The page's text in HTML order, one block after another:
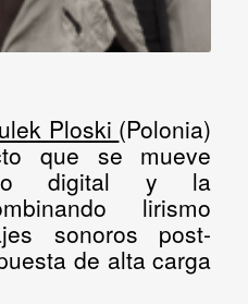
Ploski (Polonia)
que se mueve
digital y la
lirismo
sonoros post-
de alta carga